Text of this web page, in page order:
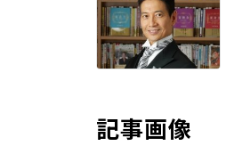
記事画像